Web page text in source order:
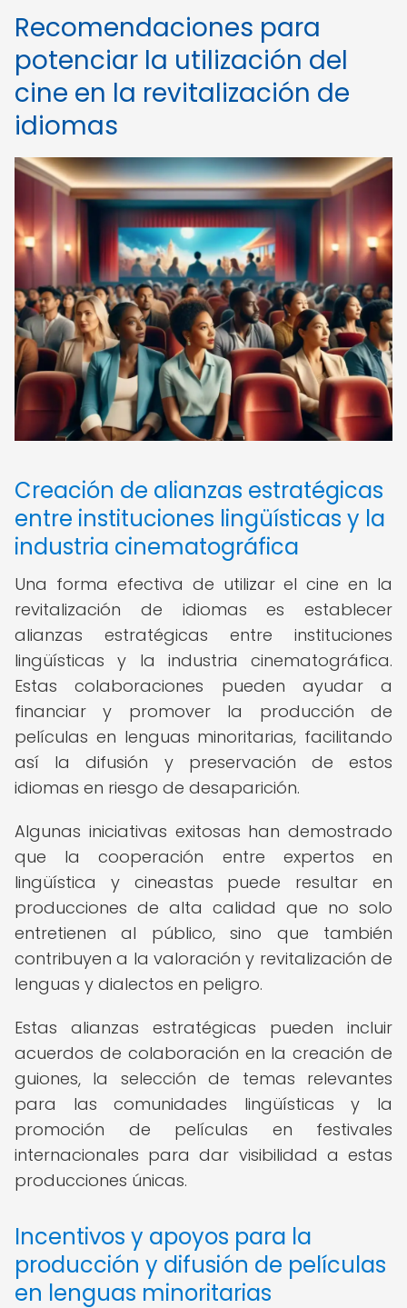
Recomendaciones para
potenciar la utilización del
cine en la revitalización de
idiomas
Creación de alianzas estratégicas
entre instituciones lingüísticas y la
industria cinematográfica
Una forma efectiva de utilizar el cine en la
revitalización de idiomas es establecer
alianzas estratégicas entre instituciones
lingüísticas y la industria cinematográfica.
Estas colaboraciones pueden ayudar a
financiar y promover la producción de
películas en lenguas minoritarias, facilitando
así la difusión y preservación de estos
idiomas en riesgo de desaparición.
Algunas iniciativas exitosas han demostrado
que la cooperación entre expertos en
lingüística y cineastas puede resultar en
producciones de alta calidad que no solo
entretienen al público, sino que también
contribuyen a la valoración y revitalización de
lenguas y dialectos en peligro.
Estas alianzas estratégicas pueden incluir
acuerdos de colaboración en la creación de
guiones, la selección de temas relevantes
para las comunidades lingüísticas y la
promoción de películas en festivales
internacionales para dar visibilidad a estas
producciones únicas.
Incentivos y apoyos para la
producción y difusión de películas
en lenguas minoritarias